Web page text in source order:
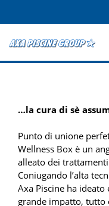
…la cura di sè
Punto di unione
Wellness Box è un
alleato dei trattamenti
Coniugando l’alta
Axa Piscine ha
grande impatto, tutto